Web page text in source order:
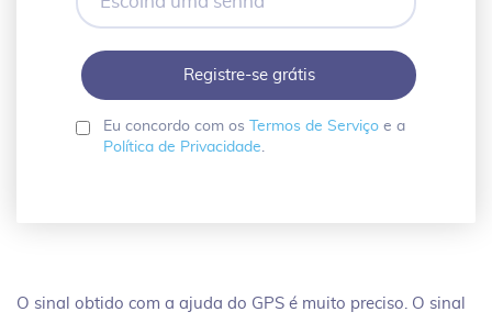
uma
senha
Eu concordo com os Termos de Serviçoe a
Política de Privacidade
O sinal obtido com a ajuda do GPS é muito preciso. O sinal